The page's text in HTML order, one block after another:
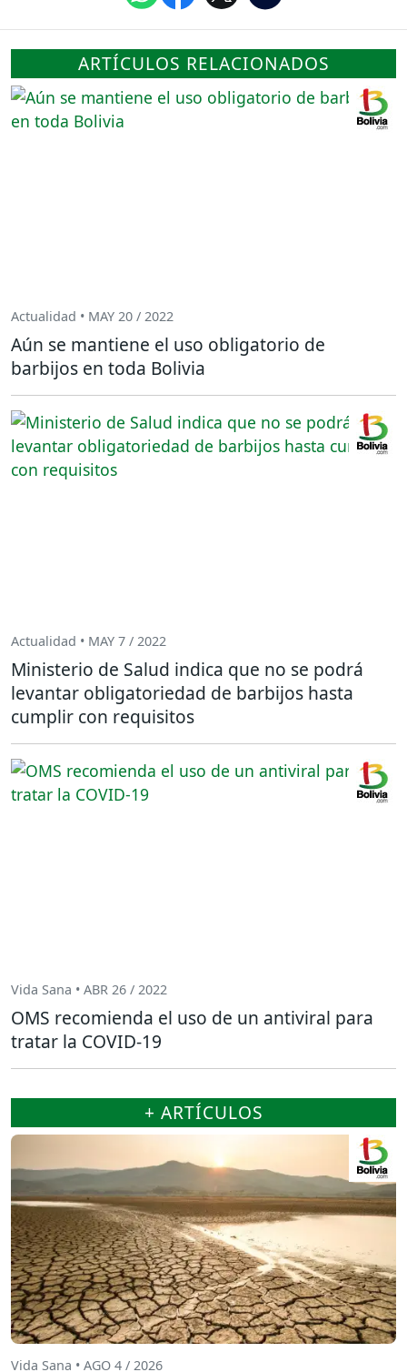
ARTÍCULOS RELACIONADOS
Actualidad • MAY 20 / 2022
Aún se mantiene el uso obligatorio de
barbijos en toda Bolivia
Actualidad • MAY 7 / 2022
Ministerio de Salud indica que no se podrá
levantar obligatoriedad de barbijos hasta
cumplir con requisitos
Vida Sana • ABR 26 / 2022
OMS recomienda el uso de un antiviral para
tratar la COVID-19
+ ARTÍCULOS
Vida Sana • AGO 4 / 2026